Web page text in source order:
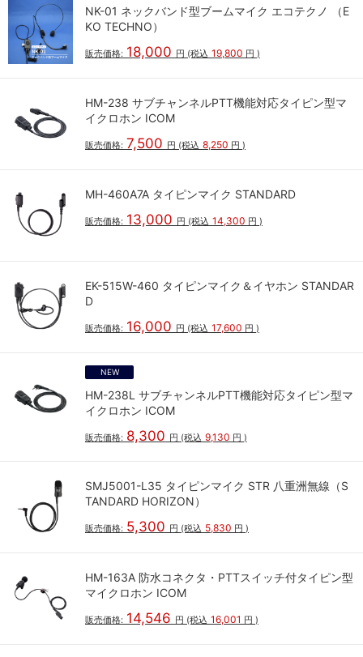
NK-01 ネックバンド型ブームマイク エコテクノ （E
KO TECHNO）
販売価格: 18,000 円 (税込 19,800 円 )
HM-238 サブチャンネルPTT機能対応タイピン型マ
イクロホン ICOM
販売価格: 7,500 円 (税込 8,250 円 )
MH-460A7A タイピンマイク STANDARD
販売価格: 13,000 円 (税込 14,300 円 )
EK-515W-460 タイピンマイク＆イヤホン STANDAR
D
販売価格: 16,000 円 (税込 17,600 円 )
NEW
HM-238L サブチャンネルPTT機能対応タイピン型マ
イクロホン ICOM
販売価格: 8,300 円 (税込 9,130 円 )
SMJ5001-L35 タイピンマイク STR 八重洲無線（S
TANDARD HORIZON）
販売価格: 5,300 円 (税込 5,830 円 )
HM-163A 防水コネクタ・PTTスイッチ付タイピン型
マイクロホン ICOM
販売価格: 14,546 円 (税込 16,001 円 )